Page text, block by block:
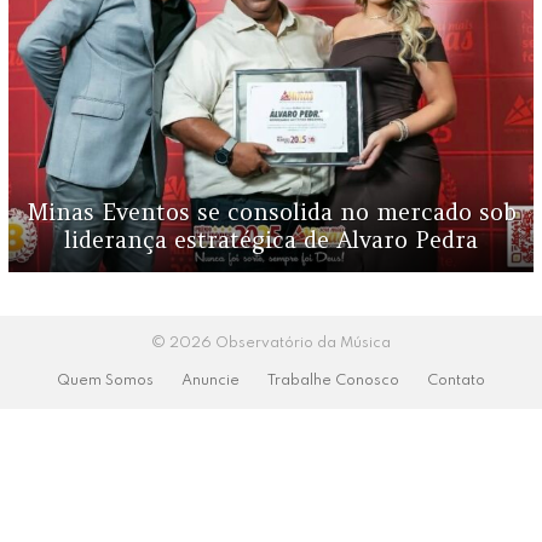
Minas Eventos se consolida no mercado sob
liderança estratégica de Alvaro Pedra
© 2026 Observatório da Música
Quem Somos Anuncie Trabalhe Conosco Contato